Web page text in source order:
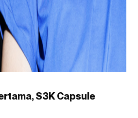
S3K Capsule